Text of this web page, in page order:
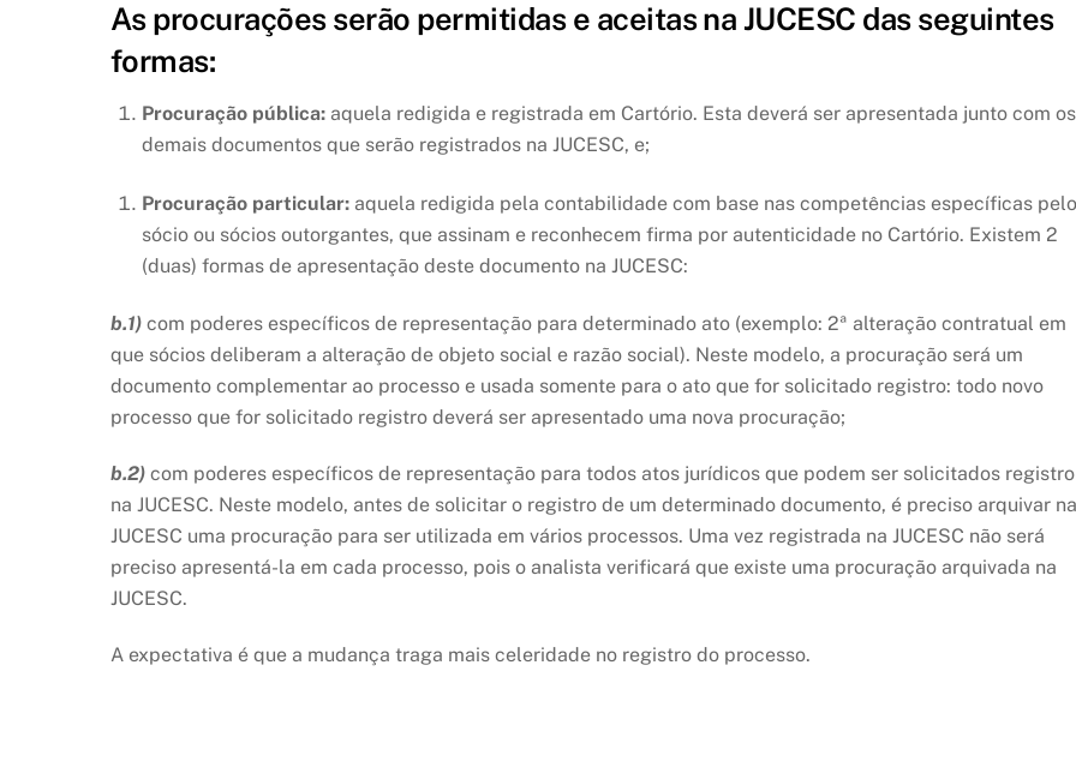
As procurações serão permitidas e aceitas na JUCESC das seguintes
formas:
Procuração pública:aquela redigida e registrada em Cartório. Esta deverá ser apresentada junto com os
demais documentos que serão registrados na JUCESC, e;
Procuração particular:aquela redigida pela contabilidade com base nas competências específicas pelo
sócio ou sócios outorgantes, que assinam e reconhecem firma por autenticidade no Cartório. Existem 2
(duas) formas de apresentação deste documento na JUCESC:
b.1) com poderes específicos de representação para determinado ato (exemplo: 2ª alteração contratual em
que sócios deliberam a alteração de objeto social e razão social). Neste modelo, a procuração será um
documento complementar ao processo e usada somente para o ato que for solicitado registro: todo novo
processo que for solicitado registro deverá ser apresentado uma nova procuração;
b.2) com poderes específicos de representação para todos atos jurídicos que podem ser solicitados registro
na JUCESC. Neste modelo, antes de solicitar o registro de um determinado documento, é preciso arquivar na
JUCESC uma procuração para ser utilizada em vários processos. Uma vez registrada na JUCESC não será
preciso apresentá-la em cada processo, pois o analista verificará que existe uma procuração arquivada na
JUCESC.
A expectativa é que a mudança traga mais celeridade no registro do processo.